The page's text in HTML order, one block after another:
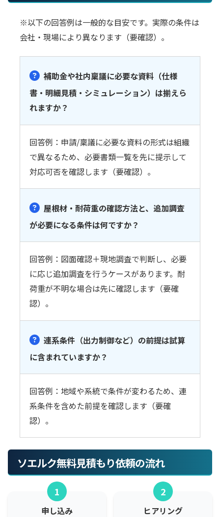
※以下の回答例は一般的な目安です。実際の条件は
会社・現場により異なります（要確認）。
補助金や社内稟議に必要な資料（仕様
書・明細見積・シミュレーション）は揃えら
れますか？
回答例：申請/稟議に必要な資料の形式は組織
で異なるため、必要書類一覧を先に提示して
対応可否を確認します（要確認）。
屋根材・耐荷重の確認方法と、追加調査
が必要になる条件は何ですか？
回答例：図面確認＋現地調査で判断し、必要
に応じ追加調査を行うケースがあります。耐
荷重が不明な場合は先に確認します（要確
認）。
連系条件（出力制御など）の前提は試算
に含まれていますか？
回答例：地域や系統で条件が変わるため、連
系条件を含めた前提を確認します（要確
認）。
ソエルク無料見積もり依頼の流れ
1
申し込み
2
ヒアリング